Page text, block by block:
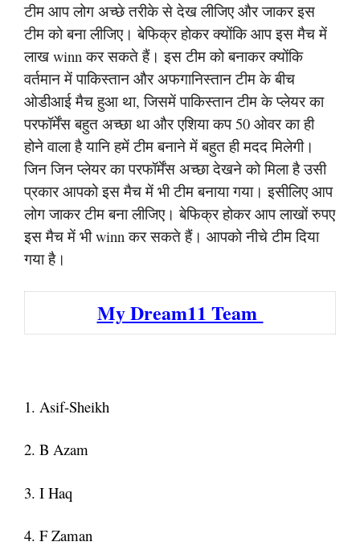
टीम आप लोग अच्छे तरीके से देख लीजिए और जाकर इस
टीम को बना लीजिए। बेफिक्र होकर क्योंकि आप इस मैच में
लाख winn कर सकते हैं। इस टीम को बनाकर क्योंकि
वर्तमान में पाकिस्तान और अफगानिस्तान टीम के बीच
ओडीआई मैच हुआ था, जिसमें पाकिस्तान टीम के प्लेयर का
परफॉर्मेंस बहुत अच्छा था और एशिया कप 50 ओवर का ही
होने वाला है यानि हमें टीम बनाने में बहुत ही मदद मिलेगी।
जिन जिन प्लेयर का परफॉर्मेंस अच्छा देखने को मिला है उसी
प्रकार आपको इस मैच में भी टीम बनाया गया। इसीलिए आप
लोग जाकर टीम बना लीजिए। बेफिक्र होकर आप लाखों रुपए
इस मैच में भी winn कर सकते हैं। आपको नीचे टीम दिया
गया है।
My Dream11 Team
1. Asif-Sheikh
2. B Azam
3. I Haq
4. F Zaman